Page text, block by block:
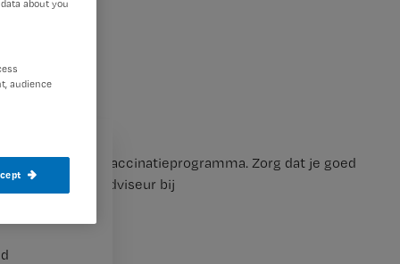
van het Rijksvaccinatieprogramma. Zorg dat je goed
en medisch adviseur bij
about you
audience